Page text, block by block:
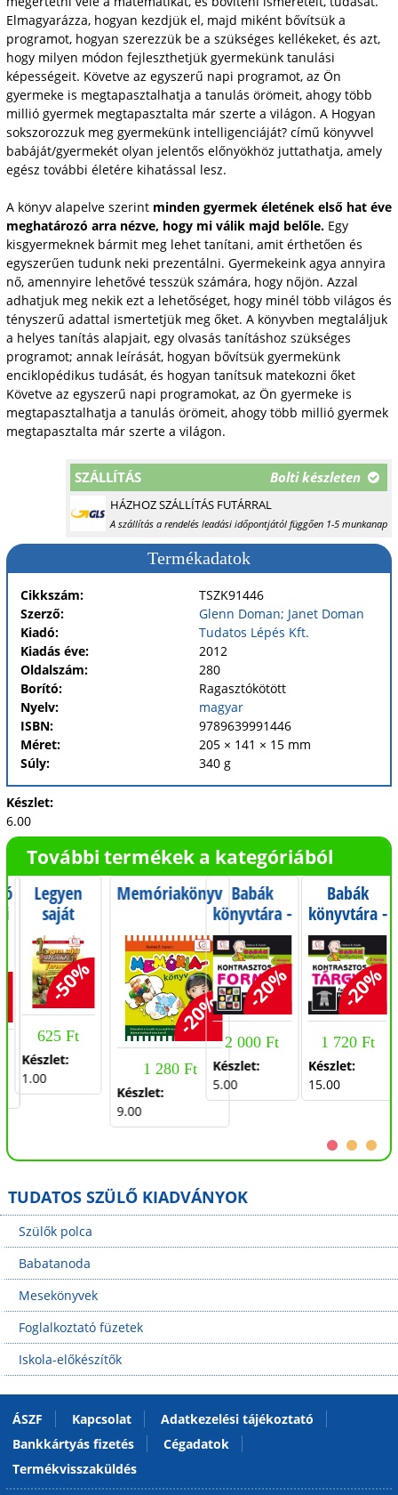
Elmagyarázza, hogyan kezdjük el, majd miként bővítsük a
programot, hogyan szerezzük be a szükséges kellékeket, és azt,
hogy milyen módon fejleszthetjük gyermekünk tanulási
képességeit. Követve az egyszerű napi programot, az Ön
gyermeke is megtapasztalhatja a tanulás örömeit, ahogy több
millió gyermek megtapasztalta már szerte a világon. A Hogyan
sokszorozzuk meg gyermekünk intelligenciáját? című könyvvel
babáját/gyermekét olyan jelentős előnyökhöz juttathatja, amely
egész további életére kihatással lesz.
A könyv alapelve szerint minden gyermek életének első hat éve
meghatározó arra nézve, hogy mi válik majd belőle. Egy
kisgyermeknek bármit meg lehet tanítani, amit érthetően és
egyszerűen tudunk neki prezentálni. Gyermekeink agya annyira
nő, amennyire lehetővé tesszük számára, hogy nőjön. Azzal
adhatjuk meg nekik ezt a lehetőséget, hogy minél több világos és
tényszerű adattal ismertetjük meg őket. A könyvben megtaláljuk
a helyes tanítás alapjait, egy olvasás tanításhoz szükséges
programot; annak leírását, hogyan bővítsük gyermekünk
enciklopédikus tudását, és hogyan tanítsuk matekozni őket
Követve az egyszerű napi programokat, az Ön gyermeke is
megtapasztalhatja a tanulás örömeit, ahogy több millió gyermek
megtapasztalta már szerte a világon.
SZÁLLÍTÁS Bolti készleten
HÁZHOZ SZÁLLÍTÁS FUTÁRRAL
A szállítás a rendelés leadási időpontjától függően 1-5 munkanap
Termékadatok
Cikkszám:
TSZK91446
Szerző:
Glenn Doman; Janet Doman
Kiadó:
Tudatos Lépés Kft.
Kiadás éve:
2012
Oldalszám:
280
Borító:
Ragasztókötött
Nyelv:
magyar
ISBN:
9789639991446
Méret:
205 × 141 × 15 mm
Súly:
340 g
Készlet:
6.00
További termékek a kategóriából
Legyen
saját
GURIGAMI
farmod!
-50%
625 Ft
Készlet:
1.00
Memóriakönyv
-20%
1 280 Ft
Készlet:
9.00
Babák
könyvtára -
Kontrasztos
formák
színesben
-20%
2 000 Ft
Készlet:
5.00
Babák
könyvtára -
Kontrasztos
tárgyak
fekete-
fehérben
-20%
1 720 Ft
Készlet:
15.00
TUDATOS SZÜLŐ KIADVÁNYOK
Szülők polca
Babatanoda
Mesekönyvek
Foglalkoztató füzetek
Iskola-előkészítők
ÁSZF Kapcsolat
Adatkezelési tájékoztató
Bankkártyás fizetés
Cégadatok
Termékvisszaküldés